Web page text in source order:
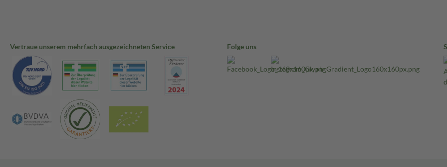
Vertraue unserem mehrfach ausgezeichneten Service Folge uns